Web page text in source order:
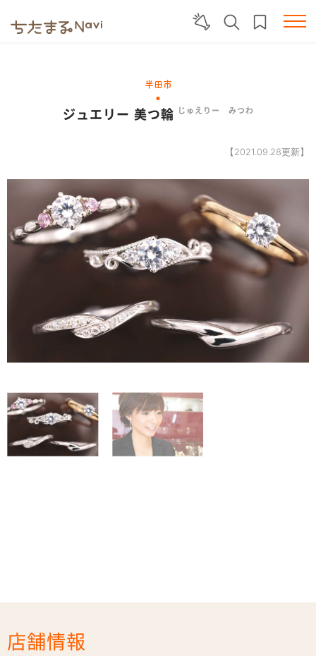
半田市
ジュエリー 美つ輪 じゅえりー みつわ
【2021.09.28更新】
店舗情報